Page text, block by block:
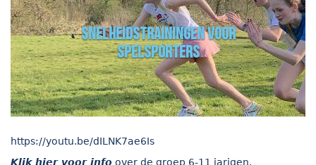
snelheidstrainingen voor
spelsporters
https://youtu.be/dILNK7ae6Is
Klik hier voor info over de groep 6-11 jarigen.